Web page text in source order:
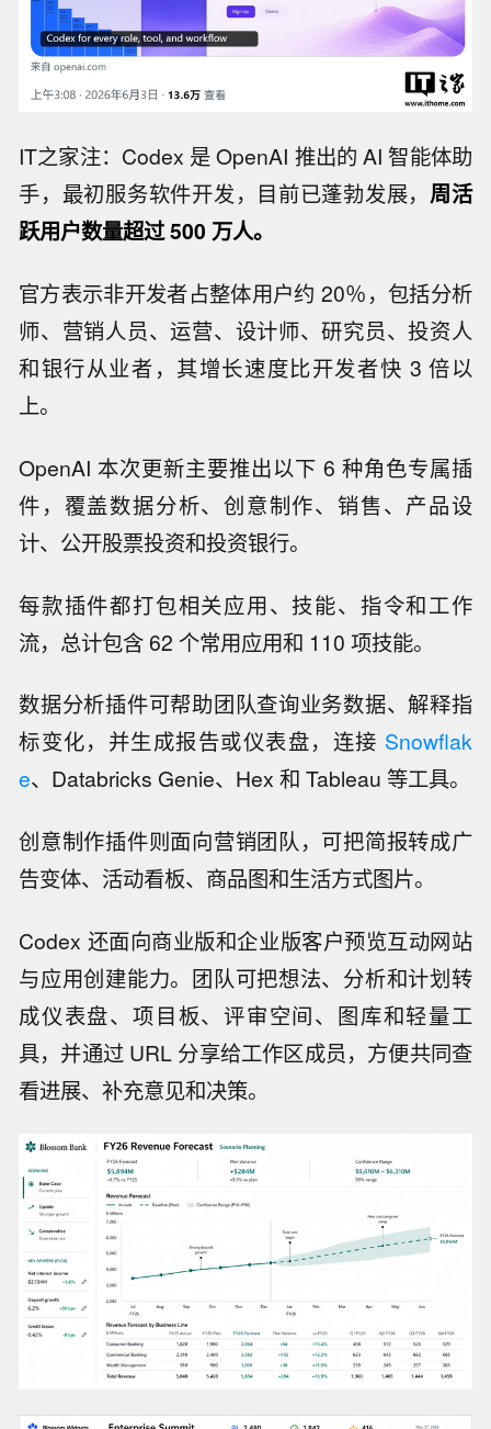
IT之家注：Codex 是 OpenAI 推出的 AI 智能体助
手，最初服务软件开发，目前已蓬勃发展，周活
跃用户数量超过 500 万人。
官方表示非开发者占整体用户约 20％，包括分析
师、营销人员、运营、设计师、研究员、投资人
和银行从业者，其增长速度比开发者快 3 倍以
上。
OpenAI 本次更新主要推出以下 6 种角色专属插
件，覆盖数据分析、创意制作、销售、产品设
计、公开股票投资和投资银行。
每款插件都打包相关应用、技能、指令和工作
流，总计包含 62 个常用应用和 110 项技能。
数据分析插件可帮助团队查询业务数据、解释指
标变化，并生成报告或仪表盘，连接 Snowflak
e、Databricks Genie、Hex 和 Tableau 等工具。
创意制作插件则面向营销团队，可把简报转成广
告变体、活动看板、商品图和生活方式图片。
Codex 还面向商业版和企业版客户预览互动网站
与应用创建能力。团队可把想法、分析和计划转
成仪表盘、项目板、评审空间、图库和轻量工
具，并通过 URL 分享给工作区成员，方便共同查
看进展、补充意见和决策。